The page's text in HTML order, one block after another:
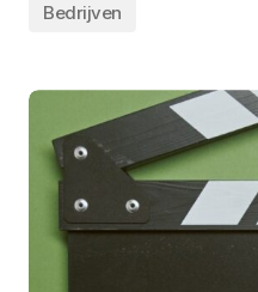
Bedrijven